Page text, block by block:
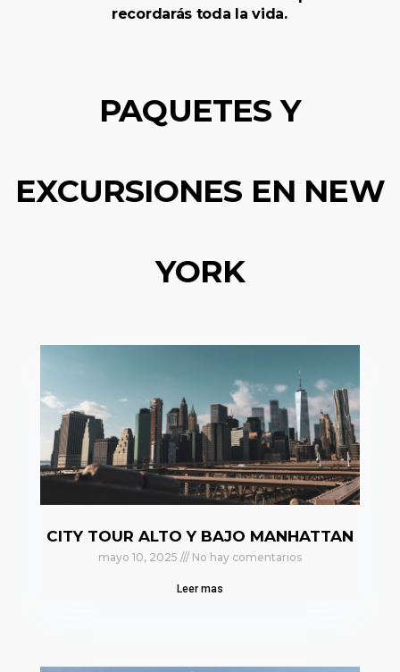
recordarás toda la vida.
PAQUETES Y
EXCURSIONES EN NEW
YORK
CITY TOUR ALTO Y BAJO MANHATTAN
mayo 10, 2025 No hay comentarios
Leer mas